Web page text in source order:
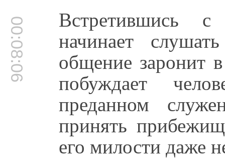
00:08:06 Встретившись
начинает
общение заронит
побуждает
преданном
принять
его милости даже